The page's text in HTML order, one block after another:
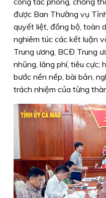
được Ban Thường vụ
quyết liệt, đồng bộ, toàn
nghiêm túc các kết luận
Trung ương, BCĐ Trung
nhũng, lãng phí, tiêu
bước nền nếp, bài bản,
trách nhiệm của từng